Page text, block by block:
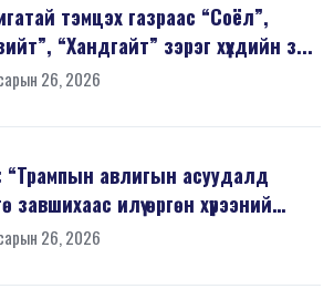
тэмцэх газраас “Соёл”,
“Хандгайт” зэрэг хүүхдийн з...
26, 2026
“Трампын авлигын асуудалд
завшихаас илүү өргөн хүрээний
26, 2026